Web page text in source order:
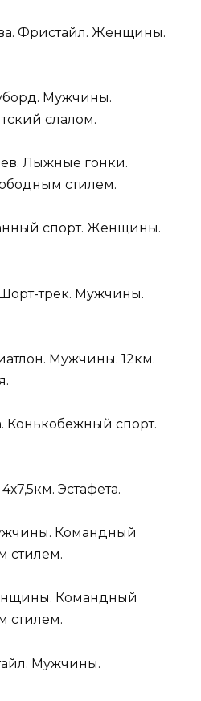
Фристайл. Женщины.
Мужчины.
слалом.
Лыжные гонки.
стилем.
спорт. Женщины.
трек. Мужчины.
Мужчины. 12км.
Конькобежный спорт.
Эстафета.
Командный
стилем.
Командный
стилем.
Мужчины.